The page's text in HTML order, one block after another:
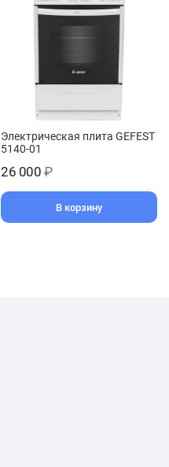
Электрическая плита GEFEST
5140-01
26 000 ₽
В корзину